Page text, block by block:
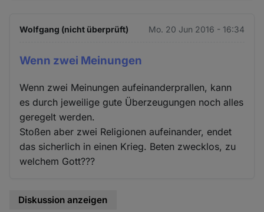
Wolfgang (nicht überprüft) Mo. 20 Jun 2016 - 16:34
Wenn zwei Meinungen
Wenn zwei Meinungen aufeinanderprallen, kann
es durch jeweilige gute Überzeugungen noch alles
geregelt werden.
Stoßen aber zwei Religionen aufeinander, endet
das sicherlich in einen Krieg. Beten zwecklos, zu
welchem Gott???
Diskussion anzeigen